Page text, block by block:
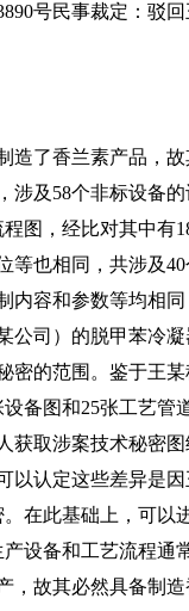
号民事裁定：驳
了香兰素产品，
及58个非标设备
图，经比对其中
也相同，共涉及
容和参数等均相
司）的脱甲苯冷
的范围。鉴于王
备图和25张工艺
取涉案技术秘密
认定这些差异是
在此基础上，可
设备和工艺流程
故其必然具备制